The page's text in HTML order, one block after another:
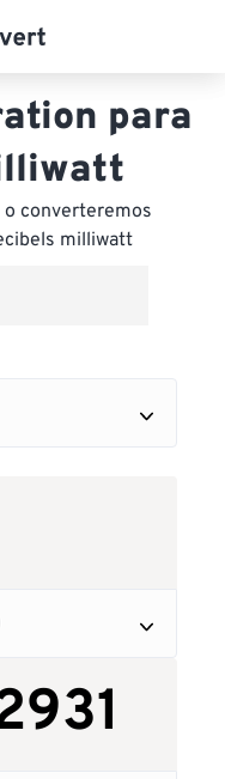
para
o converteremos
milliwatt